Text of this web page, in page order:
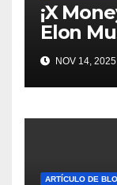
¡X
Elon
más al
#Crypto
NOV 14, 2025
ARTÍCULO DE